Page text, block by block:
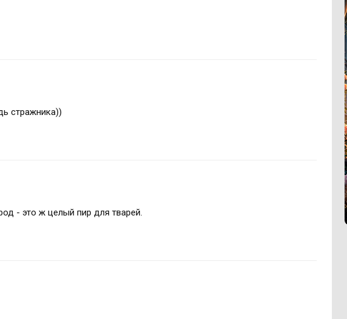
стражника))
- это ж целый пир для тварей.